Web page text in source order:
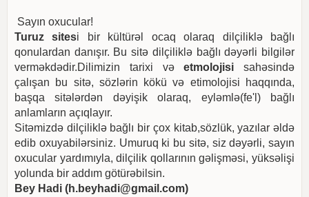
Sayın oxucular!
Turuz sitesi bir kültürəl ocaq olaraq dilçiliklə bağlı
qonulardan danışır. Bu sitə dilçiliklə bağlı dəyərli bilgilər
verməkdədir.Dilimizin tarixi vəetmolojisi sahəsində
çalışan bu sitə, sözlərin kökü və etimolojisi haqqında,
başqa sitələrdən dəyişik olaraq, eyləmlə(fe'l) bağlı
anlamların açıqlayır.
Sitəmizdə dilçiliklə bağlı bir çox kitab,sözlük, yazılar əldə
edib oxuyabilərsiniz. Umuruq ki bu sitə, siz dəyərli, sayın
oxucular yardımıyla, dilçilik qollarının gəlişməsi, yüksəlişi
yolunda bir addım götürəbilsin.
Bey Hadi (h.beyhadi@gmail.com)